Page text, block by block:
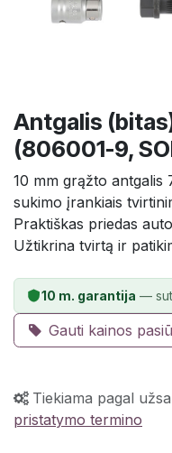
Antgalis
(806001-9,
10 mm grąžto antgalis
sukimo įrankiais
Praktiškas priedas
Užtikrina tvirtą ir
10 m. garantija —
Gauti kainos
Tiekiama pagal
pristatymo termino